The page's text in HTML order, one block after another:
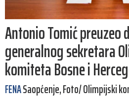
Antonio Tomić preuzeo
generalnog sekretara
komiteta Bosne i
FENASaopćenje, Foto/ Olimpijski